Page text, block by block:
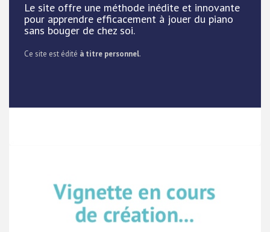
Le site offre une méthode inédite et innovante
pour apprendre efficacement à jouer du piano
sans bouger de chez soi.
Ce site est édité à titre personnel.